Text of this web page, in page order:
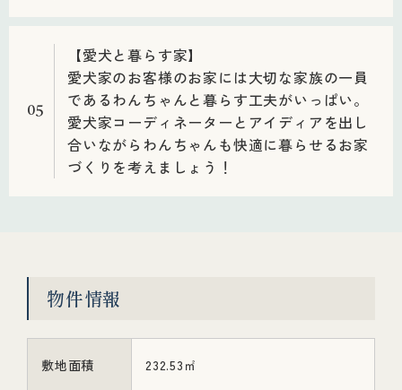
05
【愛犬と暮らす家】
愛犬家のお客様のお家には大切な家族の一員
であるわんちゃんと暮らす工夫がいっぱい。
愛犬家コーディネーターとアイディアを出し
合いながらわんちゃんも快適に暮らせるお家
づくりを考えましょう！
物件情報
敷地面積 232.53㎡